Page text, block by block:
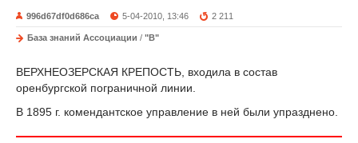
996d67df0d686ca 5-04-2010, 13:46 2 211
База знаний Ассоциации / "В"
ВЕРХНЕОЗЕРСКАЯ КРЕПОСТЬ, входила в состав
оренбургской пограничной линии.
В 1895 г. комендантское управление в ней были упразднено.